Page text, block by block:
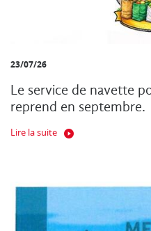
23/07/26
Le service de navette
reprend en septembre.
Lire la suite